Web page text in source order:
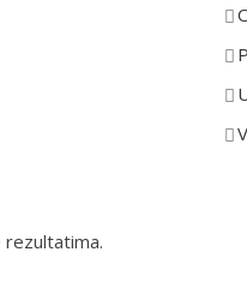
rezultatima.
i
j
e